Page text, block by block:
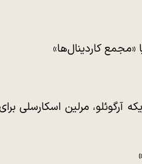
«مجمع کاردینال‌ها»
آرگوئلو، مرلین اسکارسلی